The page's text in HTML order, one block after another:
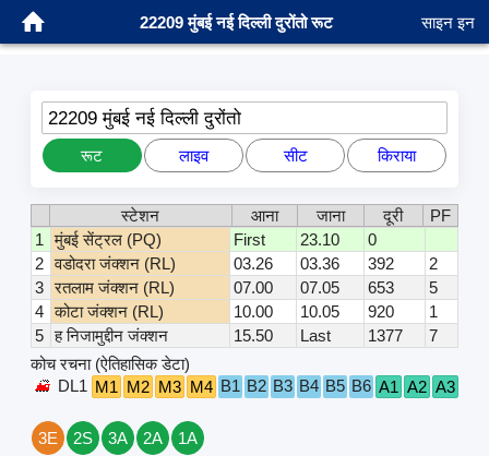
22209 मुंबई नई दिल्ली दुरोंतो रूट साइन इन
22209 मुंबई नई दिल्ली दुरोंतो
रूट लाइव सीट किराया
स्टेशन आना जाना दूरी
PF
1
मुंबई सेंट्रल (PQ) First 23.10
0
2 वडोदरा जंक्शन (RL) 03.26 03.36 392
2
3 रतलाम जंक्शन (RL) 07.00 07.05 653
5
4 कोटा जंक्शन (RL) 10.00 10.05 920
1
5 ह निजामुद्दीन जंक्शन 15.50 Last 1377
7
कोच रचना (ऐतिहासिक डेटा)
DL1 M1 M2 M3 M4 B1 B2 B3 B4 B5 B6 A1 A2 A3
3E 2S 3A 2A
1A